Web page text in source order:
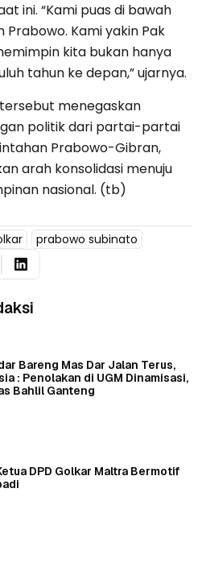
ini. “Kami puas di bawah
Kami yakin Pak
kita bukan hanya
tahun ke depan,” ujarnya.
menegaskan
politik dari partai-partai
Prabowo-Gibran,
arah konsolidasi menuju
nasional. (tb)
prabowo subinato
Bareng Mas Dar Jalan Terus,
: Penolakan di UGM Dinamisasi,
Bahlil Ganteng
DPD Golkar Maltra Bermotif